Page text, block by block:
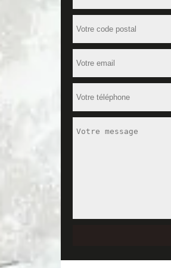
Enfin, le déplacement
Les avantages de
Avec MD Rénovation,
une excellente finition
que des matériels de
à nous contacter pour
La construction
La pose d’une terrasse
Installée dans la
le 37220. Avec lui vous
d'un moindre défaut.